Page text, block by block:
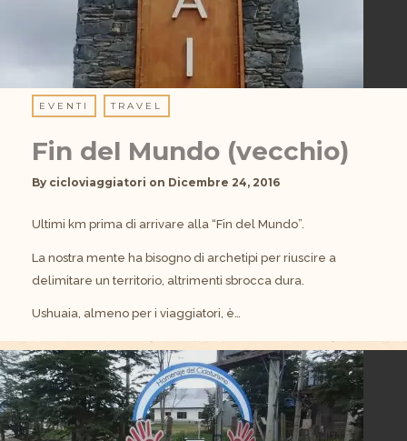
EVENTI TRAVEL
Fin del Mundo (vecchio)
By cicloviaggiatori on Dicembre 24, 2016
Ultimi km prima di arrivare alla “Fin del Mundo”.
La nostra mente ha bisogno di archetipi per riuscire a
delimitare un territorio, altrimenti sbrocca dura.
Ushuaia, almeno per i viaggiatori, è…